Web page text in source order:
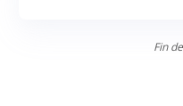
Fin